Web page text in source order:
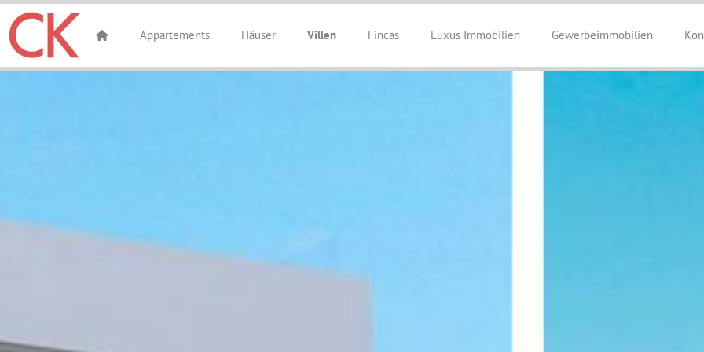
Appartements Häuser Villen Fincas Luxus Immobilien Gewerbeimmobilien